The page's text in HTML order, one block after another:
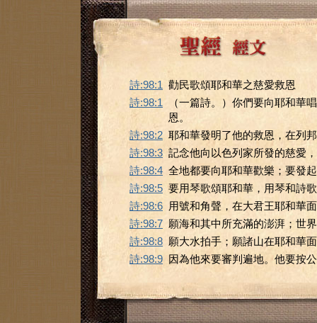
詩:98:1 勸民歌頌耶和華之慈愛救恩
詩:98:1
（一篇詩。）你們要向耶和華
恩。
詩:98:2 耶和華發明了他的救恩，在列
詩:98:3 記念他向以色列家所發的慈愛
詩:98:4 全地都要向耶和華歡樂；要發
詩:98:5 要用琴歌頌耶和華，用琴和詩
詩:98:6 用號和角聲，在大君王耶和華
詩:98:7 願海和其中所充滿的澎湃；世
詩:98:8 願大水拍手；願諸山在耶和華
詩:98:9 因為他來要審判遍地。他要按